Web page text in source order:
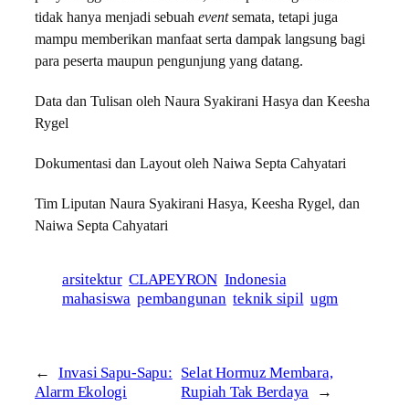
tidak hanya menjadi sebuah eventsemata, tetapi juga
mampu memberikan manfaat serta dampak langsung bagi
para peserta maupun pengunjung yang datang.
Data dan Tulisan oleh Naura Syakirani Hasya dan Keesha
Rygel
Dokumentasi dan Layout oleh Naiwa Septa Cahyatari
Tim Liputan Naura Syakirani Hasya, Keesha Rygel, dan
Naiwa Septa Cahyatari
arsitektur CLAPEYRON Indonesia
mahasiswa pembangunan teknik sipil ugm
←
Invasi Sapu-Sapu:
Alarm Ekologi
Selat Hormuz Membara,
Rupiah Tak Berdaya
→